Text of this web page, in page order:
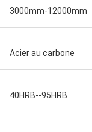
3000mm-12000mm
Acier au carbone
40HRB--95HRB